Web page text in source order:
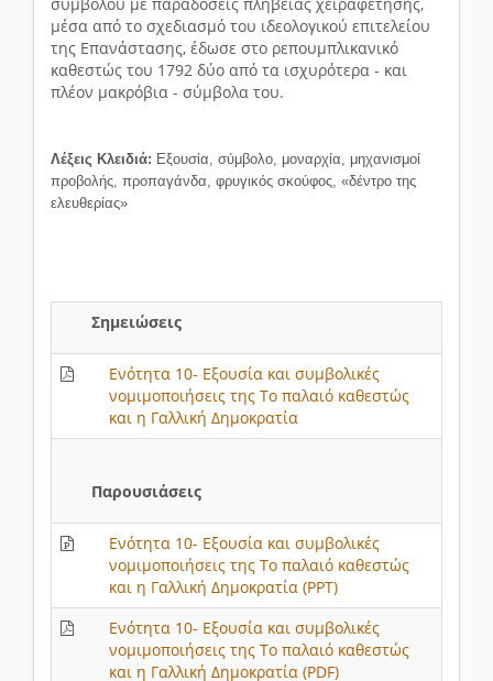
μέσα από το σχεδιασμό του ιδεολογικού επιτελείου
της Επανάστασης, έδωσε στο ρεπουμπλικανικό
καθεστώς του 1792 δύο από τα ισχυρότερα - και
πλέον μακρόβια - σύμβολα του.
Λέξεις Κλειδιά: Εξουσία, σύμβολο, μοναρχία, μηχανισμοί
προβολής, προπαγάνδα, φρυγικός σκούφος, «δέντρο της
ελευθερίας»
Σημειώσεις
Ενότητα 10- Εξουσία και συμβολικές
νομιμοποιήσεις της Το παλαιό καθεστώς
και η Γαλλική Δημοκρατία
Παρουσιάσεις
Ενότητα 10- Εξουσία και συμβολικές
νομιμοποιήσεις της Το παλαιό καθεστώς
και η Γαλλική Δημοκρατία (PPT)
Ενότητα 10- Εξουσία και συμβολικές
νομιμοποιήσεις της Το παλαιό καθεστώς
και η Γαλλική Δημοκρατία (PDF)